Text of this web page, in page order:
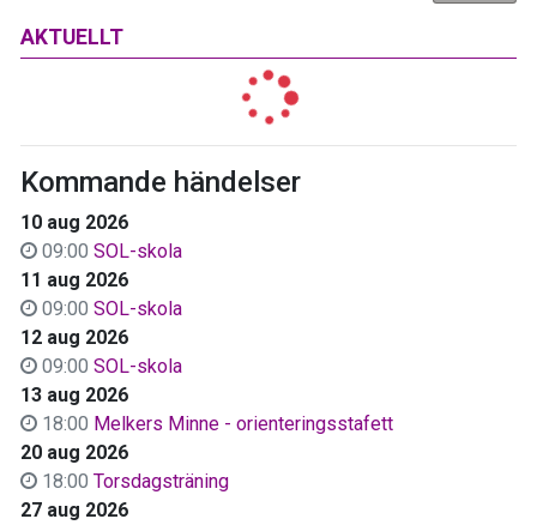
AKTUELLT
Kommande händelser
10 aug 2026
09:00 SOL-skola
11 aug 2026
09:00 SOL-skola
12 aug 2026
09:00 SOL-skola
13 aug 2026
18:00 Melkers Minne - orienteringsstafett
20 aug 2026
18:00 Torsdagsträning
27 aug 2026